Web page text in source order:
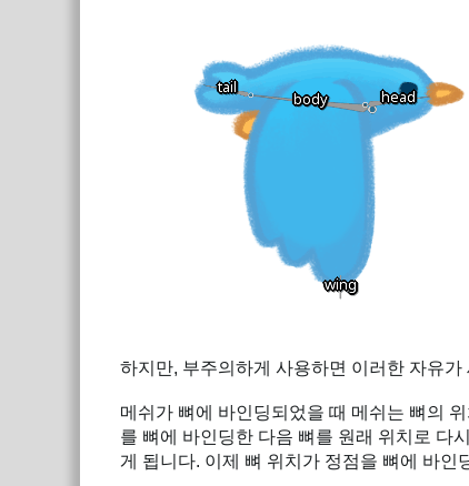
하지만, 부주의하게 사용하면 이러한 자유
메쉬가 뼈에 바인딩되었을 때 메쉬는 뼈의
를 뼈에 바인딩한 다음 뼈를 원래 위치로 다
게 됩니다. 이제 뼈 위치가 정점을 뼈에 바